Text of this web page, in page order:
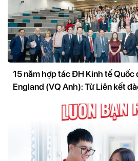
15 năm hợp tác ĐH Kinh tế Quốc
England (VQ Anh): Từ Liên kết